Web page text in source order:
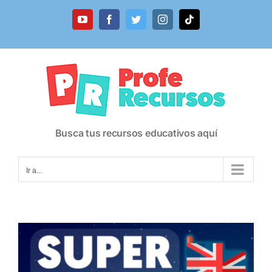
YouTubeFacebookTwitterInstagramTiktok
Busca tus recursos educativos aquí
Ir a...